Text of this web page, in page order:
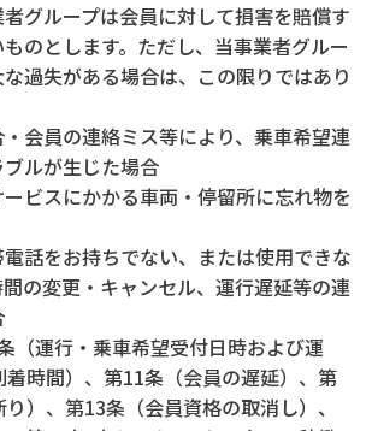
グループは会員に対して損害を賠償す
のとします。ただし、当事業者グルー
過失がある場合は、この限りではあり
・会員の連絡ミス等により、乗車希望連
ルが生じた場合
ービスにかかる車両・停留所に忘れ物を
電話をお持ちでない、または使用できな
の変更・キャンセル、運行遅延等の連
（運行・乗車希望受付日時および運
時間）、第11条（会員の遅延）、第
）、第13条（会員資格の取消し）、